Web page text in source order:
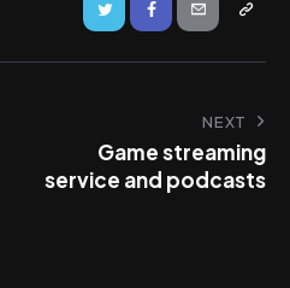
NEXT
Game streaming
service and podcasts